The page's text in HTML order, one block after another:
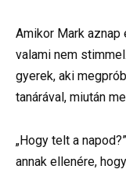
Amikor Mark
valami nem
gyerek, aki
tanárával, miután
„Hogy telt a
annak ellenére,